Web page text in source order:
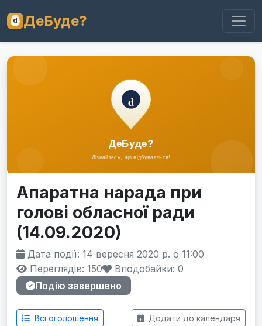
ДеБуде?
Апаратна нарада при
голові обласної ради
(14.09.2020)
Дата події: 14 вересня 2020 р. о 11:00
Переглядів: 150
Вподобайки: 0
Подію завершено
Всі оголошення Додати до календаря